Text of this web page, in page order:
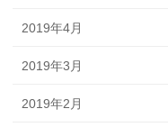
2019年4月
2019年3月
2019年2月